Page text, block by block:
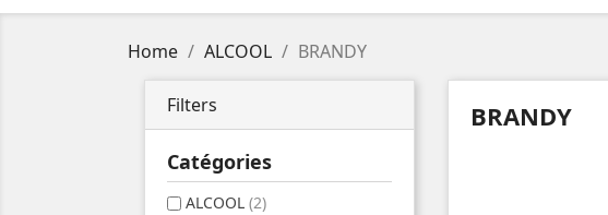
Home ALCOOL BRANDY
Filters
Catégories
ALCOOL (2)
BRANDY